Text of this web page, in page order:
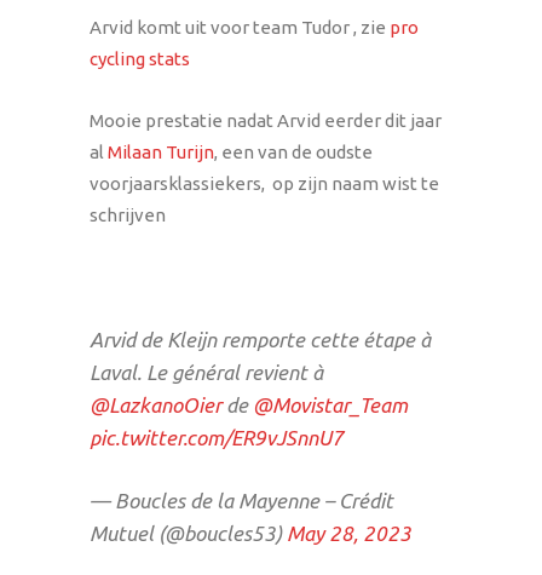
Arvid komt uit voor team Tudor , zie pro
cycling stats
Mooie prestatie nadat Arvid eerder dit jaar
al Milaan Turijn, een van de oudste
voorjaarsklassiekers, op zijn naam wist te
schrijven
Arvid de Kleijn remporte cette étape à
Laval. Le général revient à
@LazkanoOierde @Movistar_Team
pic.twitter.com/ER9vJSnnU7
— Boucles de la Mayenne – Crédit
Mutuel (@boucles53) May 28, 2023